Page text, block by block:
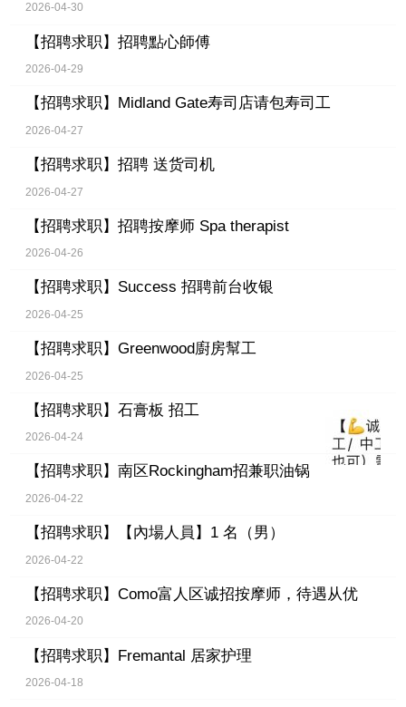
2026-04-30
【招聘求职】 招聘點心師傅
2026-04-29
【招聘求职】 Midland Gate寿司店请包寿司工
2026-04-27
【招聘求职】 招聘 送货司机
2026-04-27
【招聘求职】 招聘按摩师 Spa therapist
2026-04-26
【招聘求职】 Success 招聘前台收银
2026-04-25
【招聘求职】 Greenwood廚房幫工
2026-04-25
【招聘求职】 石膏板 招工
2026-04-24
【招聘求职】 南区Rockingham招兼职油锅
2026-04-22
【招聘求职】 【內場人員】1 名（男）
2026-04-22
【招聘求职】 Como富人区诚招按摩师，待遇从优
2026-04-20
【招聘求职】 Fremantal 居家护理
2026-04-18